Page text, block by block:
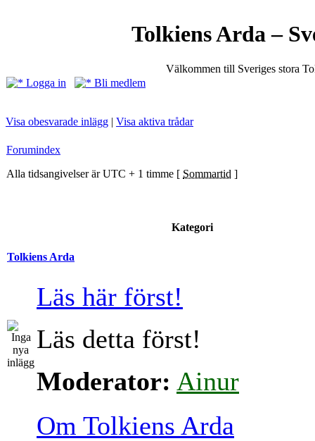
Tolkiens Arda –
Välkommen till Sveriges stora
Logga in
Bli medlem
Visa obesvarade inlägg | Visa aktiva trådar
Forumindex
Alla tidsangivelser är UTC + 1 timme [ Sommartid ]
Kategori
Tolkiens Arda
Läs här först!
Läs detta först!
Moderator: Ainur
Om Tolkiens Arda